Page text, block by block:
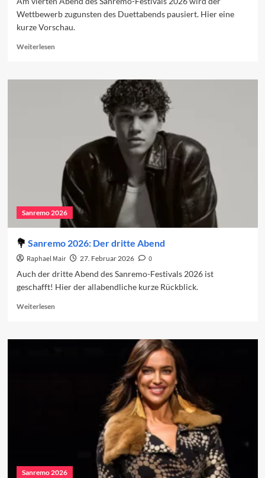
Wettbewerb zugunsten des Duettabends pausiert. Hier eine
kurze Vorschau.
WeiterlesenRead
Vorschau
Sanremo 2026
Sanremo 2026: Der dritte Abend
Raphael Mair 27. Februar 2026
0
Auch der dritte Abend des Sanremo-Festivals 2026 ist
geschafft! Hier der allabendliche kurze Rückblick.
WeiterlesenRead
Sanremo
Sanremo 2026